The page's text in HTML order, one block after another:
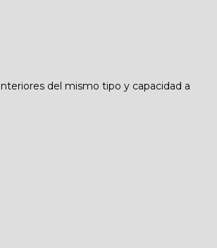
del mismo tipo y capacidad a